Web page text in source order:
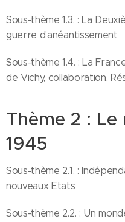
Sous-thème 1.3. : La
guerre d'anéantissement
Sous-thème 1.4. : La
de Vichy, collaboration,
Thème 2 :
1945
Sous-thème 2.1. :
nouveaux Etats
Sous-thème 2.2. : Un